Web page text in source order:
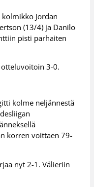
Jordan
(13/4) ja Danilo
pisti parhaiten
3-0.
kolme neljännestä
korren voittaen 79-
nyt 2-1. Välieriin